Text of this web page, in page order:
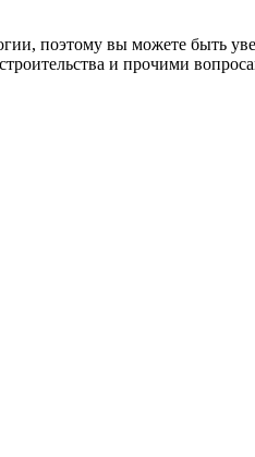
поэтому вы можете быть
и прочими